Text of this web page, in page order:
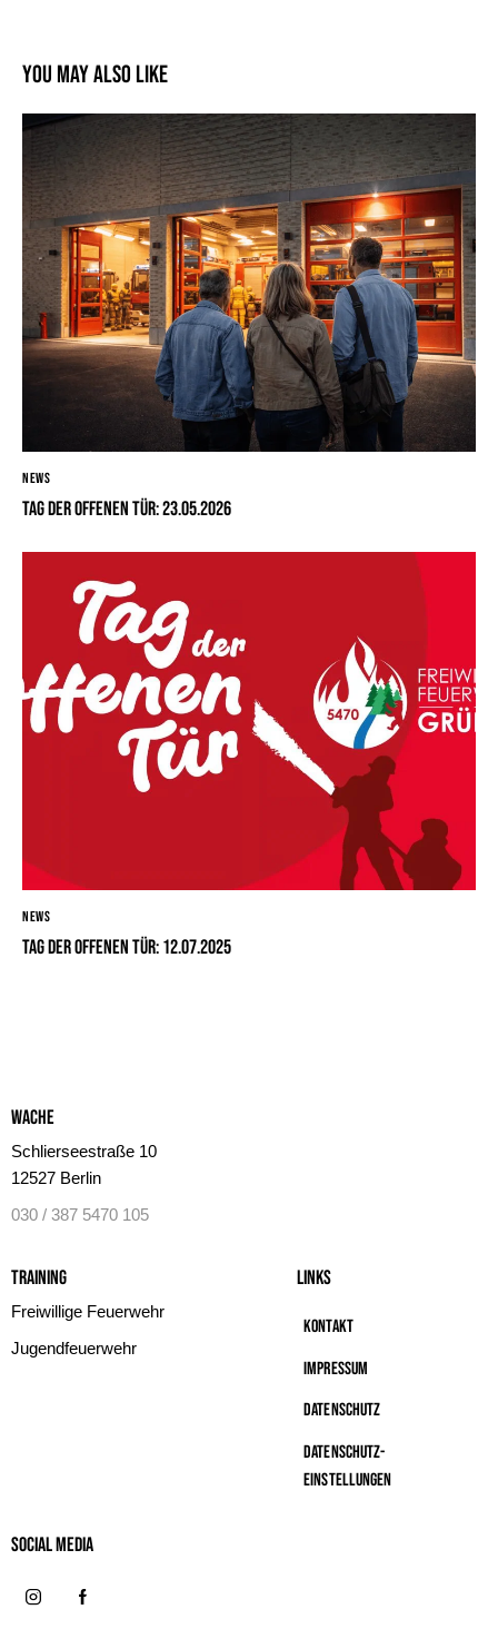
You May Also Like
NEWS
Tag der offenen Tür: 23.05.2026
NEWS
Tag der offenen Tür: 12.07.2025
Wache
Schlierseestraße 10
12527 Berlin
030 / 387 5470 105
Training
Freiwillige Feuerwehr
Jugendfeuerwehr
Links
Kontakt
Impressum
Datenschutz
Datenschutz-
Einstellungen
Social MeDIA